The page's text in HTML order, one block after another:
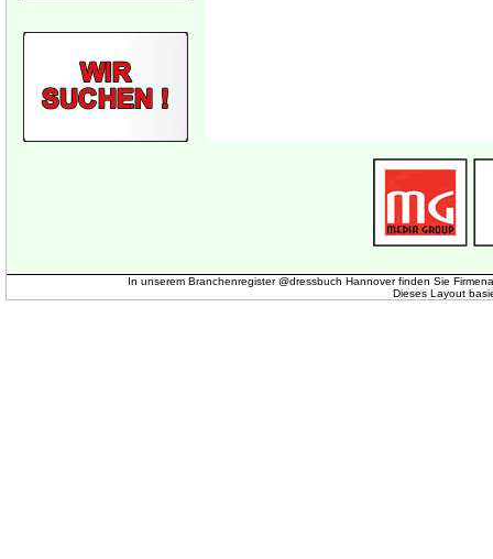
In unserem Branchenregister @dressbuch Hannover finden Sie
Dieses Layout